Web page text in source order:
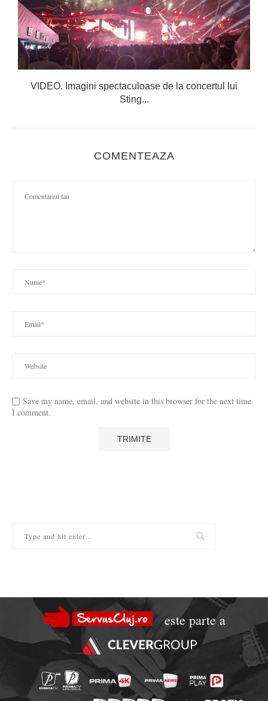
VIDEO. Imagini spectaculoase de la concertul lui
Sting...
COMENTEAZA
Save my name, email, and website in this browser for the next time
I comment.
este parte a